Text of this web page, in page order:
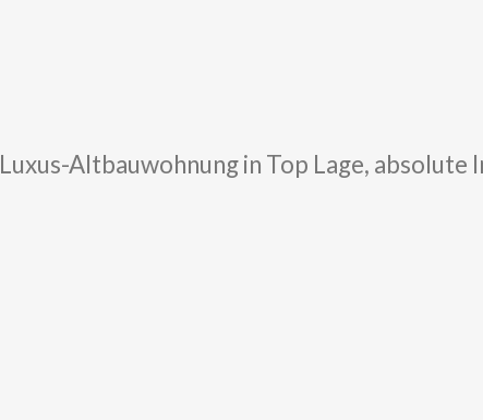
Luxus-Altbauwohnung in Top Lage, absolute